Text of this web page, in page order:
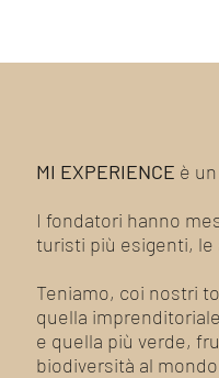
MI EXPERIENCE è
I fondatori hanno
turisti più esigenti, le
Teniamo, coi nostri
quella
e quella più verde,
biodiversità al